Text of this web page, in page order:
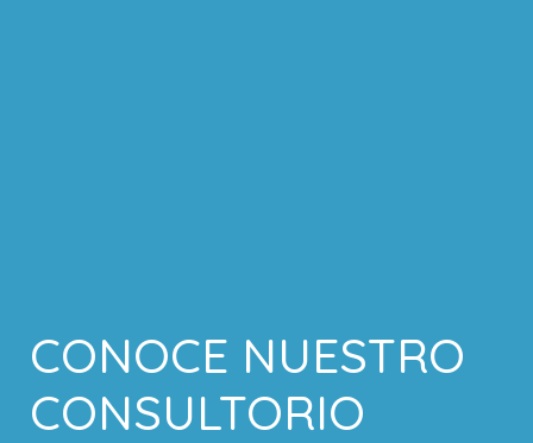
CONOCE NUESTRO
CONSULTORIO